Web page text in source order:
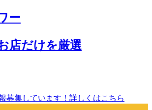
ー
店だけを厳選
募集しています！詳しくはこちら